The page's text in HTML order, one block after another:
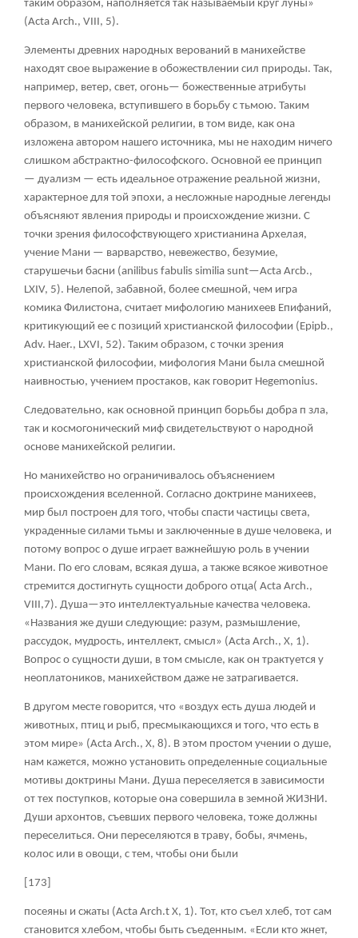
таким образом, наполняется так называемый круг луны»
(Acta Arch., VIII, 5).
Элементы древних народных верований в манихействе
находят свое выражение в обожествлении сил природы. Так,
например, ветер, свет, огонь— божественные атрибуты
первого человека, вступившего в борьбу с тьмою. Таким
образом, в манихейской религии, в том виде, как она
изложена автором нашего источника, мы не находим ничего
слишком абстрактно-философского. Основной ее принцип
— дуализм — есть идеальное отражение реальной жизни,
характерное для той эпохи, а несложные народные легенды
объясняют явления природы и происхождение жизни. С
точки зрения философствующего христианина Архелая,
учение Мани — варварство, невежество, безумие,
старушечьи басни (anilibus fabulis similia sunt—Acta Arcb.,
LXIV, 5). Нелепой, забавной, более смешной, чем игра
комика Филистона, считает мифологию манихеев Епифаний,
критикующий ее с позиций христианской философии (Epipb.,
Adv. Haer., LXVI, 52). Таким образом, с точки зрения
христианской философии, мифология Мани была смешной
наивностью, учением простаков, как говорит Hegemonius.
Следовательно, как основной принцип борьбы добра п зла,
так и космогонический миф свидетельствуют о народной
основе манихейской религии.
Но манихейство но ограничивалось объяснением
происхождения вселенной. Согласно доктрине манихеев,
мир был построен для того, чтобы спасти частицы света,
украденные силами тьмы и заключенные в душе человека, и
потому вопрос о душе играет важнейшую роль в учении
Мани. По его словам, всякая душа, а также всякое животное
стремится достигнуть сущности доброго отца( Acta Arch.,
VIII,7). Душа—это интеллектуальные качества человека.
«Названия же души следующие: разум, размышление,
рассудок, мудрость, интеллект, смысл» (Acta Arch., X, 1).
Вопрос о сущности души, в том смысле, как он трактуется у
неоплатоников, манихейством даже не затрагивается.
В другом месте говорится, что «воздух есть душа людей и
животных, птиц и рыб, пресмыкающихся и того, что есть в
этом мире» (Acta Arch., X, 8). В этом простом учении о душе,
нам кажется, можно установить определенные социальные
мотивы доктрины Мани. Душа переселяется в зависимости
от тех поступков, которые она совершила в земной ЖИЗНИ.
Души архонтов, съевших первого человека, тоже должны
переселиться. Они переселяются в траву, бобы, ячмень,
колос или в овощи, с тем, чтобы они были
[173]
посеяны и сжаты (Acta Arch.t X, 1). Тот, кто съел хлеб, тот сам
становится хлебом, чтобы быть съеденным. «Если кто жнет,